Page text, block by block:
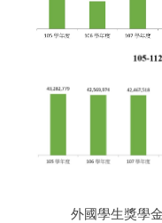
外國學生獎學